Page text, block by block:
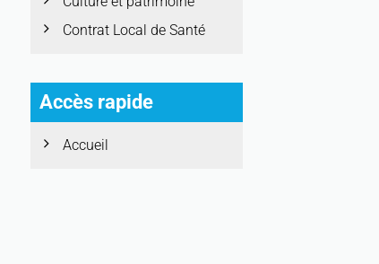
Contrat Local de Santé
Accès rapide
Accueil